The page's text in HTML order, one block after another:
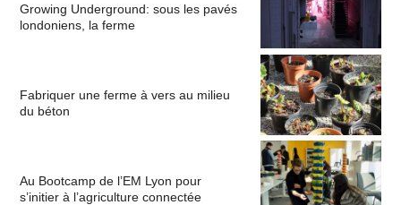
Growing Underground: sous les pavés
londoniens, la ferme
Fabriquer une ferme à vers au milieu
du béton
Au Bootcamp de l’EM Lyon pour
s’initier à l’agriculture connectée